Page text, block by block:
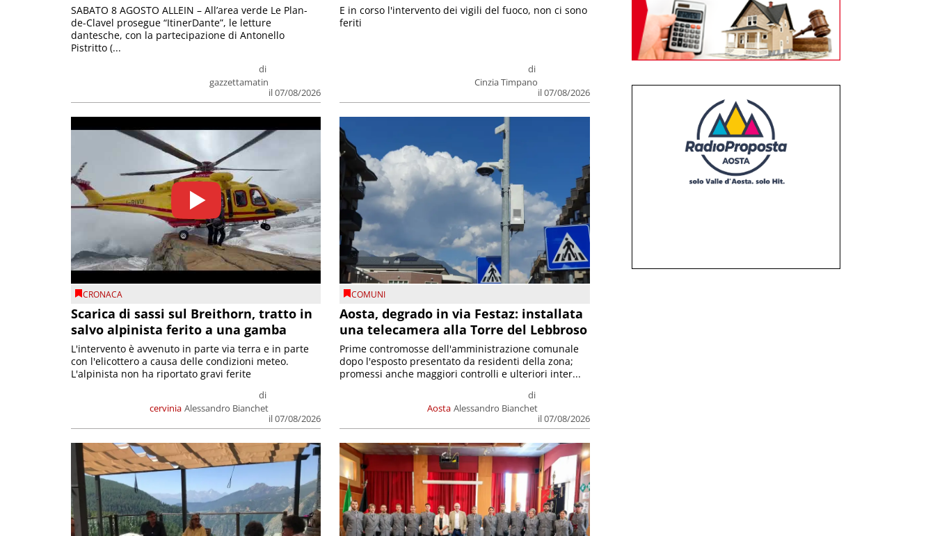
di
gazzettamatin
il 07/08/2026
SABATO 8 AGOSTO ALLEIN – All’area verde Le Plan-
de-Clavel prosegue “ItinerDante”, le letture
dantesche, con la partecipazione di Antonello
Pistritto (...
di
Cinzia Timpano
il 07/08/2026
E in corso l'intervento dei vigili del fuoco, non ci sono
feriti
CRONACA
Scarica di sassi sul Breithorn, tratto in
salvo alpinista ferito a una gamba
cervinia
di
Alessandro Bianchet
il 07/08/2026
L'intervento è avvenuto in parte via terra e in parte
con l'elicottero a causa delle condizioni meteo.
L'alpinista non ha riportato gravi ferite
COMUNI
Aosta, degrado in via Festaz: installata
una telecamera alla Torre del Lebbroso
Aosta
di
Alessandro Bianchet
il 07/08/2026
Prime contromosse dell'amministrazione comunale
dopo l'esposto presentato da residenti della zona;
promessi anche maggiori controlli e ulteriori inter...